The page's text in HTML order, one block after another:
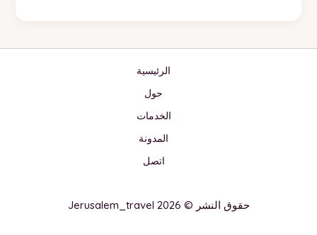
الرئيسية
حول
الخدمات
المدونة
اتصل
حقوق النشر © 2026 Jerusalem_travel